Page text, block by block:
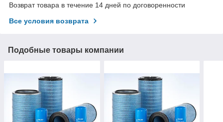
Возврат товара в течение 14 дней по договоренности
Все условия возврата
Подобные товары компании